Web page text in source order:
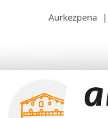
Aurkezpena |